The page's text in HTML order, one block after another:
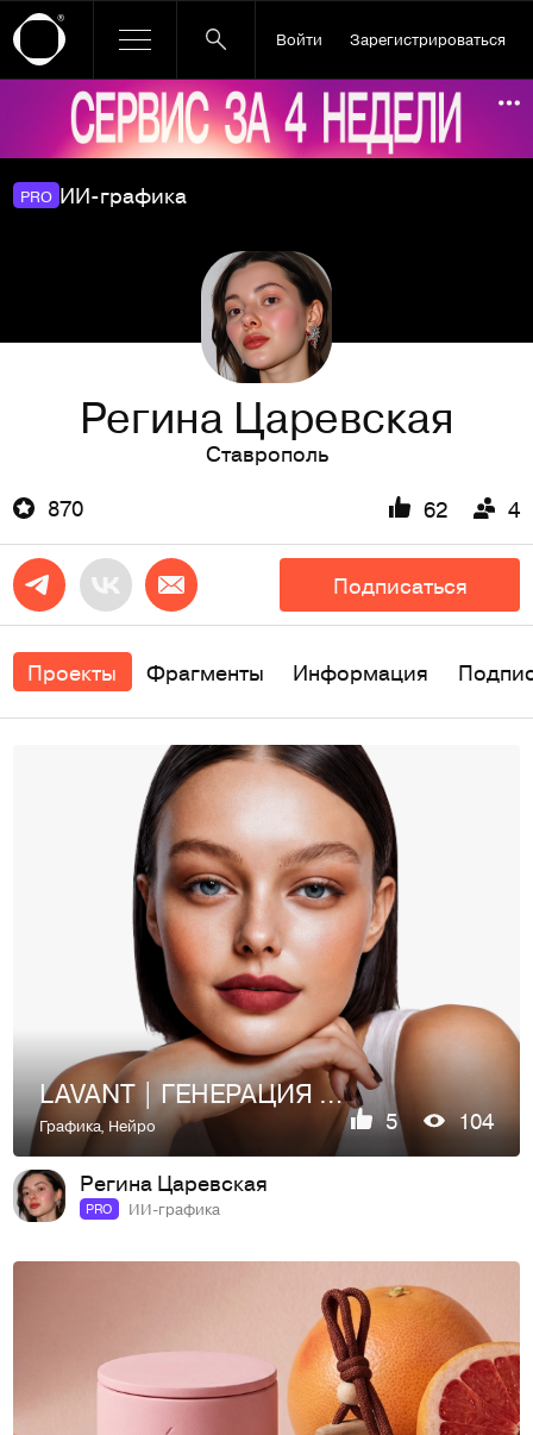
Войти Зарегистрироваться
Ссылка баннера
PRO ИИ-графика
Регина Царевская
Ставрополь
870
62 4
Подписаться
Проекты Фрагменты Информация
LAVANT | ГЕНЕРАЦИЯ ИЗОБРАЖЕНИЙ
Графика, Нейро 5 104
Регина Царевская
PRO ИИ-графика